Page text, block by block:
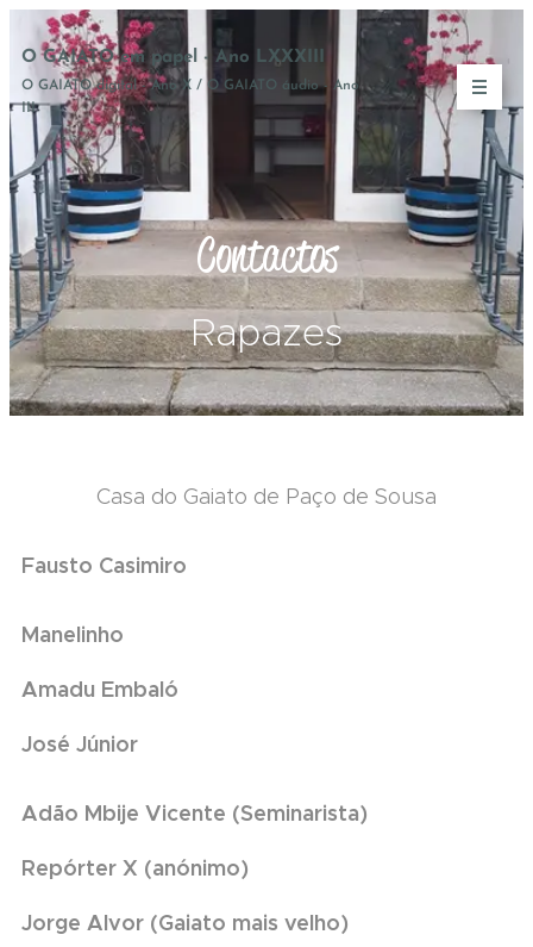
O GAIATO em papel - Ano LXXXIII
O GAIATO digital - Ano X / O GAIATO áudio - Ano
III
Contactos
Rapazes
Casa do Gaiato de Paço de Sousa
Fausto Casimiro
Manelinho
Amadu Embaló
José Júnior
Adão Mbije Vicente (Seminarista)
Repórter X (anónimo)
Jorge Alvor (Gaiato mais velho)